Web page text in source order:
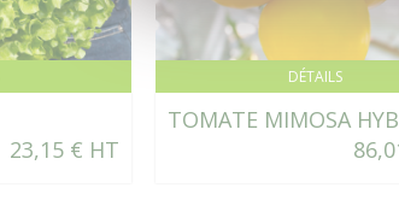
23,15 € HT
DÉTAILS
TOMATE MIMOSA